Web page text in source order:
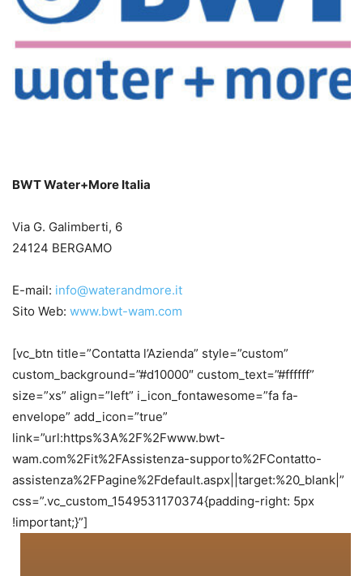
BWT Water+More Italia
Via G. Galimberti, 6
24124 BERGAMO
E-mail: info@waterandmore.it
Sito Web: www.bwt-wam.com
[vc_btn title=”Contatta l’Azienda” style=”custom”
custom_background=”#d10000″ custom_text=”#ffffff”
size=”xs” align=”left” i_icon_fontawesome=”fa fa-
envelope” add_icon=”true”
link=”url:https%3A%2F%2Fwww.bwt-
wam.com%2Fit%2FAssistenza-supporto%2FContatto-
assistenza%2FPagine%2Fdefault.aspx||target:%20_blank|”
css=”.vc_custom_1549531170374{padding-right: 5px
!important;}”]